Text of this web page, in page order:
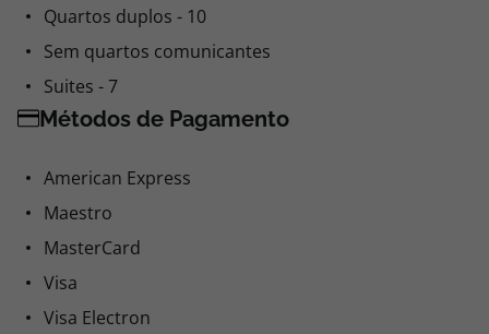
Quartos duplos - 10
Sem quartos comunicantes
Suites - 7
Métodos de Pagamento
American Express
Maestro
MasterCard
Visa
Visa Electron